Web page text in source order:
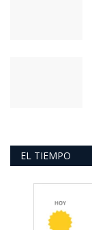
EL TIEMPO